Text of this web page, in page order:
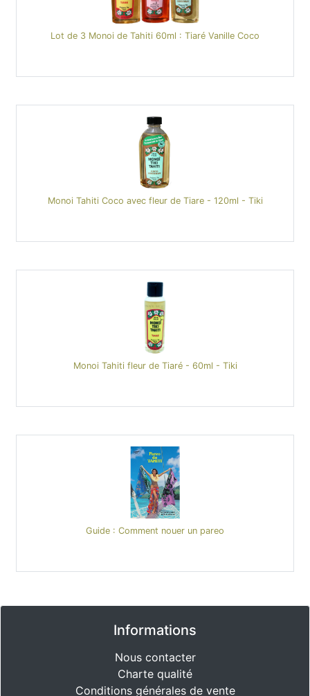
Lot de 3 Monoi de Tahiti 60ml : Tiaré Vanille Coco
Monoi Tahiti Coco avec fleur de Tiare - 120ml - Tiki
Monoi Tahiti fleur de Tiaré - 60ml - Tiki
Guide : Comment nouer un pareo
Informations
Nous contacter
Charte qualité
Conditions générales de vente